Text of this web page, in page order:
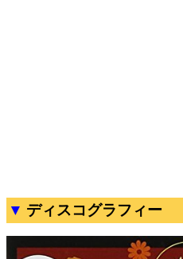
ディスコグラフィー